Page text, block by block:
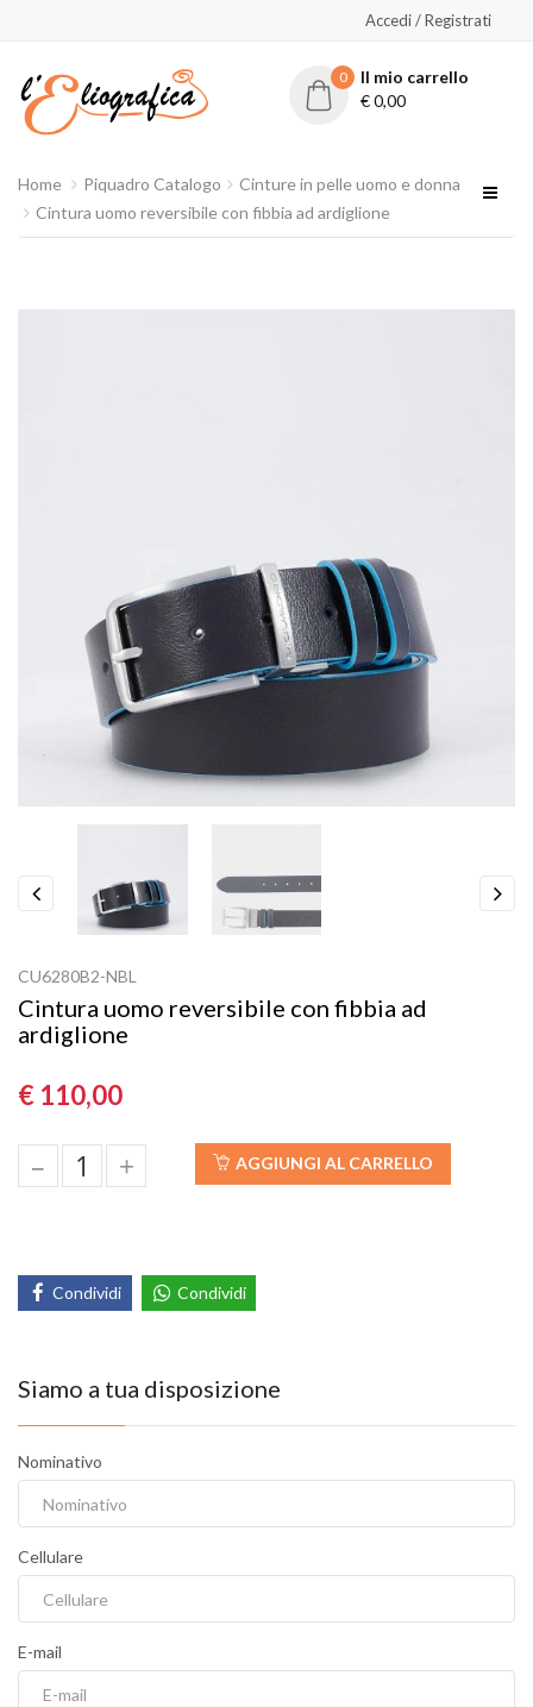
Accedi / Registrati
0
Il mio carrello
€0,00
Home Piquadro Catalogo
Cinture in pelle uomo e donna
Cintura uomo reversibile con fibbia ad ardiglione
CU6280B2-NBL
Cintura uomo reversibile con fibbia ad
ardiglione
€ 110,00
– + AGGIUNGI AL CARRELLO
Condividi Condividi
Siamo a tua disposizione
Nominativo
Cellulare
E-mail